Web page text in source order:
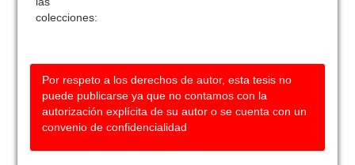
colecciones:
Por respeto a los derechos de autor, esta tesis no
puede publicarse ya que no contamos con la
autorización explícita de su autor o se cuenta con un
convenio de confidencialidad